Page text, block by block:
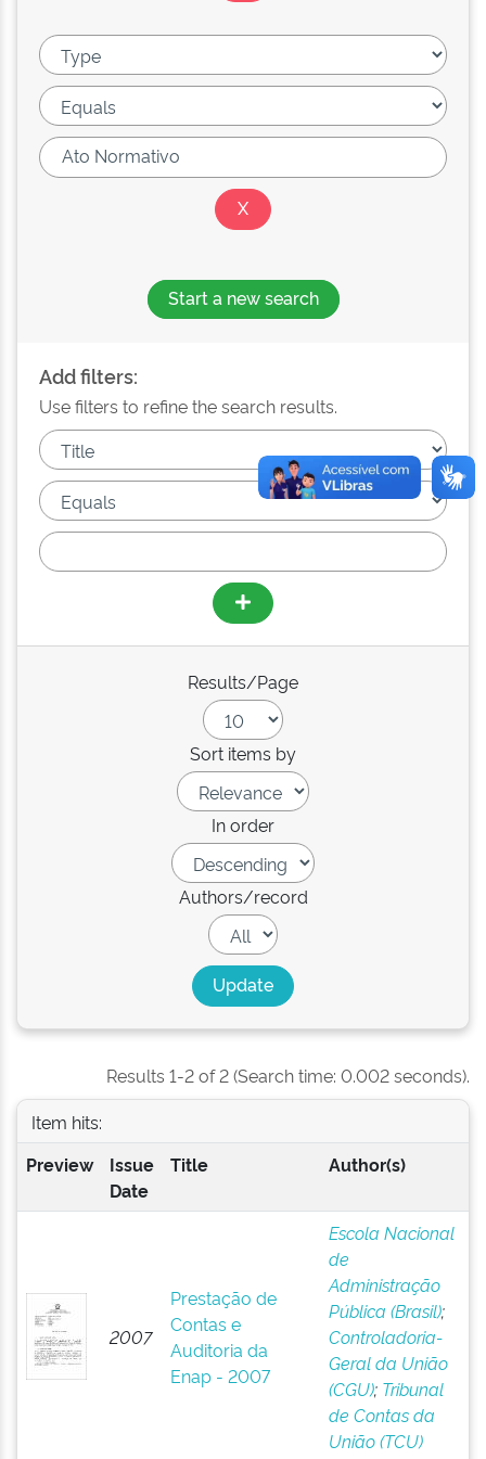
Start a new search
Add filters:
Use filters to refine the search results.
Results/Page
Sort items by
In order
Authors/record
Results 1-2 of 2 (Search time: 0.002 seconds).
Item hits:
Preview
Issue
Date
Title Author(s)
2007
Prestação de
Contas e
Auditoria da
Enap - 2007
Escola Nacional
de
Administração
Pública (Brasil);
Controladoria-
Geral da União
(CGU); Tribunal
de Contas da
União (TCU)